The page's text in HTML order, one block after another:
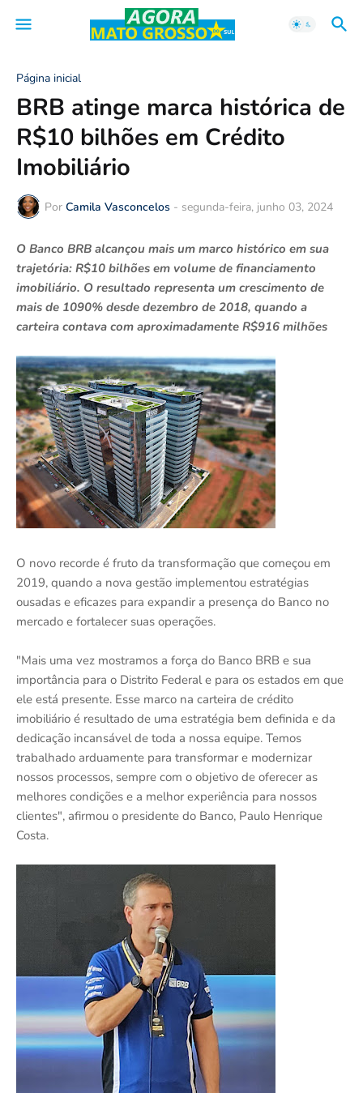
Página inicial
BRB atinge marca histórica de
R$10 bilhões em Crédito
Imobiliário
Por Camila Vasconcelos - segunda-feira, junho 03, 2024
O Banco BRB alcançou mais um marco histórico em sua
trajetória: R$10 bilhões em volume de financiamento
imobiliário. O resultado representa um crescimento de
mais de 1090% desde dezembro de 2018, quando a
carteira contava com aproximadamente R$916 milhões
O novo recorde é fruto da transformação que começou em
2019, quando a nova gestão implementou estratégias
ousadas e eficazes para expandir a presença do Banco no
mercado e fortalecer suas operações.
"Mais uma vez mostramos a força do Banco BRB e sua
importância para o Distrito Federal e para os estados em que
ele está presente. Esse marco na carteira de crédito
imobiliário é resultado de uma estratégia bem definida e da
dedicação incansável de toda a nossa equipe. Temos
trabalhado arduamente para transformar e modernizar
nossos processos, sempre com o objetivo de oferecer as
melhores condições e a melhor experiência para nossos
clientes", afirmou o presidente do Banco, Paulo Henrique
Costa.